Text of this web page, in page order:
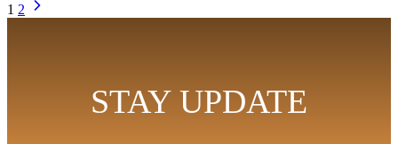
1 2
STAY UPDATE